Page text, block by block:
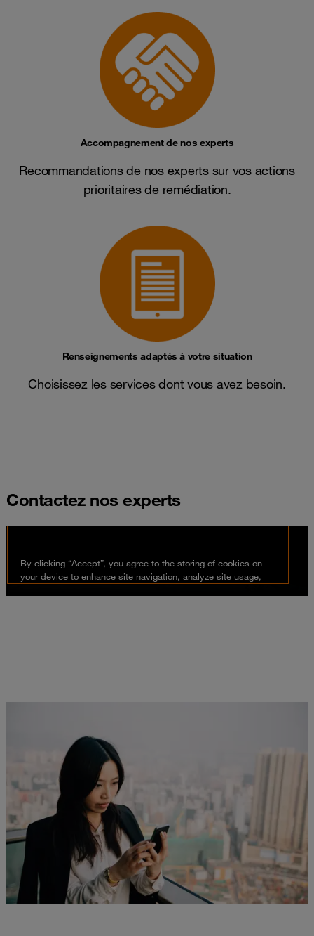
Accompagnement de nos experts
Recommandations de nos experts sur vos actions
prioritaires de remédiation.
Renseignements adaptés à votre situation
Choisissez les services dont vous avez besoin.
Contactez nos experts